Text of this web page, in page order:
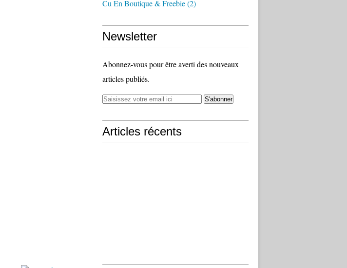
Cu En Boutique & Freebie(2)
Newsletter
Abonnez-vous pour être averti des nouveaux
articles publiés.
Articles récents